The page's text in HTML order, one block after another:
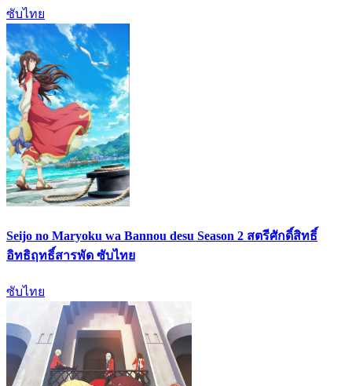
ซับไทย
Seijo no Maryoku wa Bannou desu Season 2 สตรีศักดิ์สิทธิ์
อิทธิฤทธิ์สารพัด ซับไทย
ซับไทย